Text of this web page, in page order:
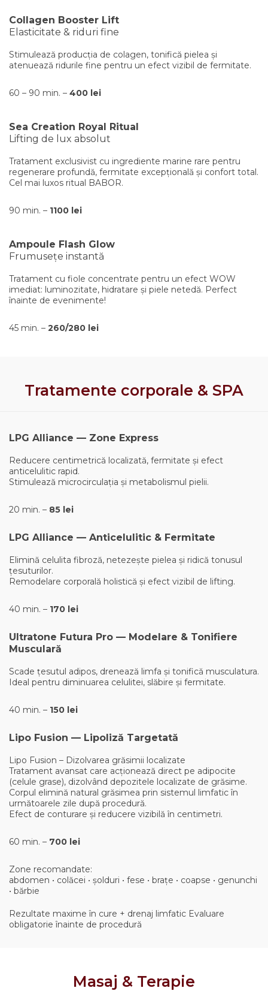
Collagen Booster Lift
Elasticitate & riduri fine
Stimulează producția de colagen, tonifică pielea și
atenuează ridurile fine pentru un efect vizibil de fermitate.
60 – 90 min. – 400 lei
Sea Creation Royal Ritual
Lifting de lux absolut
Tratament exclusivist cu ingrediente marine rare pentru
regenerare profundă, fermitate excepțională și confort total.
Cel mai luxos ritual BABOR.
90 min. – 1100 lei
Ampoule Flash Glow
Frumusețe instantă
Tratament cu fiole concentrate pentru un efect WOW
imediat: luminozitate, hidratare și piele netedă. Perfect
înainte de evenimente!
45 min. – 260/280 lei
Tratamente corporale & SPA
LPG Alliance — Zone Express
Reducere centimetrică localizată, fermitate și efect
anticelulitic rapid.
Stimulează microcirculația și metabolismul pielii.
20 min. – 85 lei
LPG Alliance — Anticelulitic & Fermitate
Elimină celulita fibroză, netezește pielea și ridică tonusul
țesuturilor.
Remodelare corporală holistică și efect vizibil de lifting.
40 min. – 170 lei
Ultratone Futura Pro — Modelare & Tonifiere
Musculară
Scade țesutul adipos, drenează limfa și tonifică musculatura.
Ideal pentru diminuarea celulitei, slăbire și fermitate.
40 min. – 150 lei
Lipo Fusion — Lipoliză Targetată
Lipo Fusion – Dizolvarea grăsimii localizate
Tratament avansat care acționează direct pe adipocite
(celule grase), dizolvând depozitele localizate de grăsime.
Corpul elimină natural grăsimea prin sistemul limfatic în
următoarele zile după procedură.
Efect de conturare și reducere vizibilă în centimetri.
60 min. – 700 lei
Zone recomandate:
abdomen • colăcei • șolduri • fese • brațe • coapse • genunchi
• bărbie
Rezultate maxime în cure + drenaj limfatic Evaluare
obligatorie înainte de procedură
Masaj & Terapie